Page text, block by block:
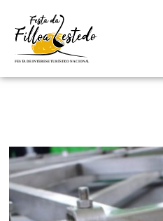
Saltar
ao